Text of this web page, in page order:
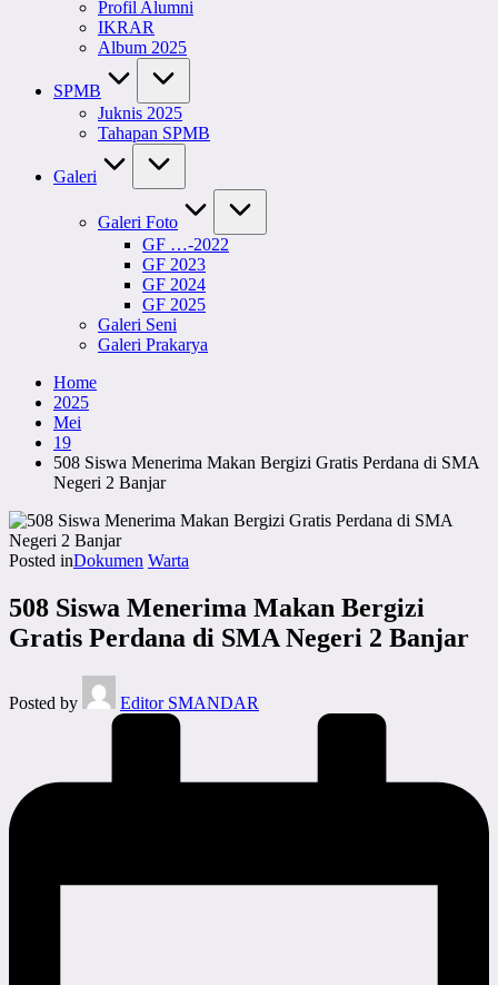
Profil Alumni
IKRAR
Album 2025
SPMB
Juknis 2025
Tahapan SPMB
Galeri
Galeri Foto
GF …-2022
GF 2023
GF 2024
GF 2025
Galeri Seni
Galeri Prakarya
Home
2025
Mei
19
508 Siswa Menerima Makan Bergizi Gratis Perdana di SMA
Negeri 2 Banjar
Posted inDokumen Warta
508 Siswa Menerima Makan Bergizi
Gratis Perdana di SMA Negeri 2 Banjar
Posted by Editor SMANDAR